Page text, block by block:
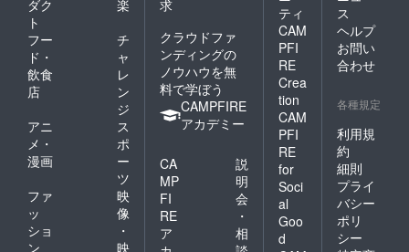
ダク
ト
楽
フー
ド・
飲食
店
チ
ャ
レ
ン
ジ
アニ
メ・
漫画
ス
ポ
ー
ツ
ファ
ッ
ショ
ン
映
像
・
映
求
クラウドファ
ンディングの
ノウハウを無
料で学ぼう
CAMPFIRE
アカデミー
CA
MP
FI
RE
ア
説
明
会
・
相
ティ
CAM
PFI
RE
Crea
tion
CAM
PFI
RE
for
Soci
al
Goo
d
ス
ヘルプ
お問い
合わせ
各種規定
利用規
約
細則
プライ
バシー
ポリ
シー